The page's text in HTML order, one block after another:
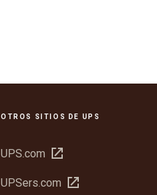
OTROS SITIOS DE UPS
UPS.com Abrir
una
UPSers.com Abrir